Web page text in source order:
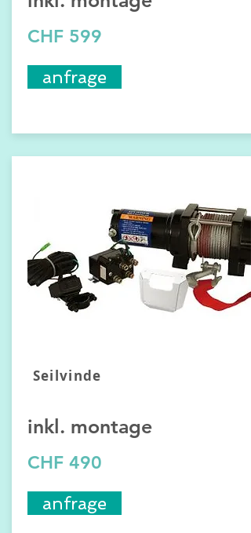
CHF 599
anfrage
Seilvinde
inkl. montage
CHF 490
anfrage